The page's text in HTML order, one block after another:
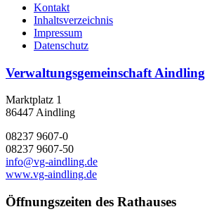
Kontakt
Inhaltsverzeichnis
Impressum
Datenschutz
Verwaltungsgemeinschaft Aindling
Marktplatz 1
86447 Aindling
08237 9607-0
08237 9607-50
info@vg-aindling.de
www.vg-aindling.de
Öffnungszeiten des Rathauses